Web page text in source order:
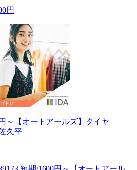
円
～【オートアールズ】タイヤ
久平